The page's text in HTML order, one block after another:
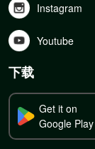
Instagram
Youtube
下载
Get it on
Google Play